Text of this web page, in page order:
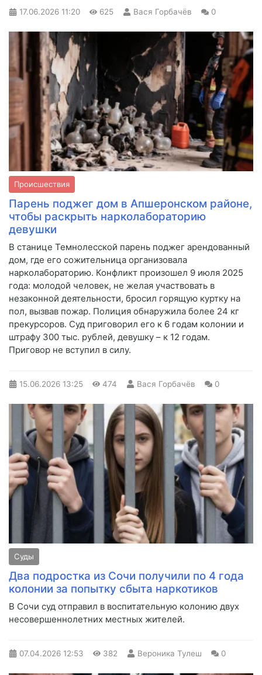
17.06.2026 11:20 625 Вася Горбачёв 0
Происшествия
Парень поджег дом в Апшеронском районе,
чтобы раскрыть нарколабораторию
девушки
В станице Темнолесской парень поджег арендованный
дом, где его сожительница организовала
нарколабораторию. Конфликт произошел 9 июля 2025
года: молодой человек, не желая участвовать в
незаконной деятельности, бросил горящую куртку на
пол, вызвав пожар. Полиция обнаружила более 24 кг
прекурсоров. Суд приговорил его к 6 годам колонии и
штрафу 300 тыс. рублей, девушку – к 12 годам.
Приговор не вступил в силу.
15.06.2026 13:25 474 Вася Горбачёв 0
Суды
Два подростка из Сочи получили по 4 года
колонии за попытку сбыта наркотиков
В Сочи суд отправил в воспитательную колонию двух
несовершеннолетних местных жителей.
07.04.2026 12:53 382 Вероника Тулеш 0